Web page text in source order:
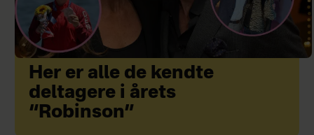
Her er alle de kendte
deltagere i årets
“Robinson”